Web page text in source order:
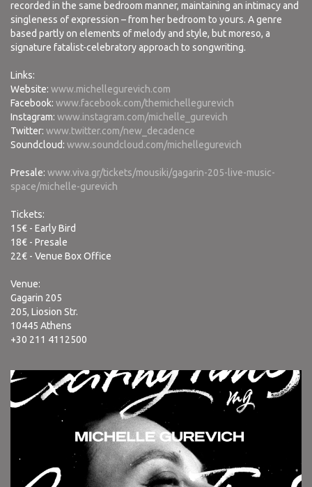
recorded in the same bedroom manner, maintaining an intimacy and
singleness of expression – from her bedroom to yours. A genre
based partly on elements of melody and style, but moreso, a
signature fatalist-celebratory approach to songwriting.
Links:
Website: www.michellegurevich.com
Facebook: www.facebook.com/themichellegurevich
Instagram: www.instagram.com/michelle_gurevich
Twitter: www.twitter.com/new_decadence
Soundcloud: www.soundcloud.com/michellegurevich
Presale: www.viva.gr/tickets/mousiki/gagarin-205-live-music-
space/michelle-gurevich
Tickets:
15€ - Early Bird
18€ - Presale
22€ - Venue Box Office
Venue:
Gagarin 205
205, Liosion Str.
10445 Athens
+30 211 4112500